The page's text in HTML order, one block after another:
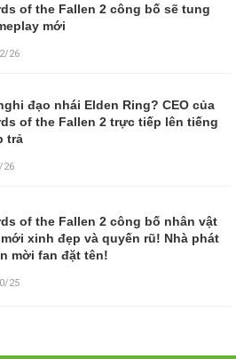
of the Fallen 2 công bố sẽ tung
mới
26
đạo nhái Elden Ring? CEO của
of the Fallen 2 trực tiếp lên tiếng
trả
26
of the Fallen 2 công bố nhân vật
xinh đẹp và quyến rũ! Nhà phát
mời fan đặt tên!
25